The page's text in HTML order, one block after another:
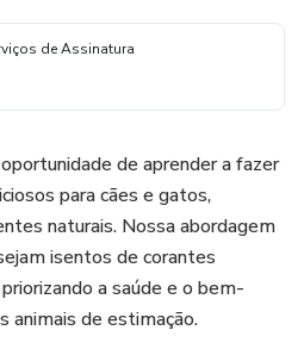
de Assinatura
de aprender a fazer
para cães e gatos,
naturais. Nossa abordagem
isentos de corantes
a saúde e o bem-
animais de estimação.